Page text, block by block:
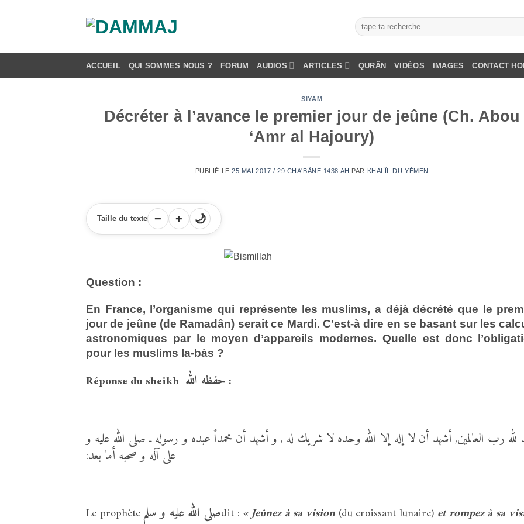
ACCUEIL QUI SOMMES NOUS ? FORUM AUDIOS ARTICLES QURÂN VIDÉOS IMAGES CONTACT
SIYAM
Décréter à l’avance le premier jour de jeûne (Ch. Abou
‘Amr al Hajoury)
PUBLIÉ LE25 MAI 2017 / 29 CHA'BÂNE 1438 AH PAR KHALÎL DU YÉMEN
Taille du texte − + 🌙
Question :
En France, l’organisme qui représente les muslims, a déjà décrété que le
jour de jeûne (de Ramadân) serait ce Mardi. C’est-à dire en se basant sur les
astronomiques par le moyen d’appareils modernes. Quelle est donc
pour les muslims la-bàs ?
Réponse du sheikh حفظه الله :
لله رب العالمين, أشهد أن لا إله إلا الله وحده لا شريك له , و أشهد أن محمداً عبده و رسوله ـ صلى الله عليه و
على آله و صحبه أما بعد:
Le prophèteصلى الله عليه و سلمdit : « Jeûnez à sa vision (du croissant lunaire) et rompez à sa